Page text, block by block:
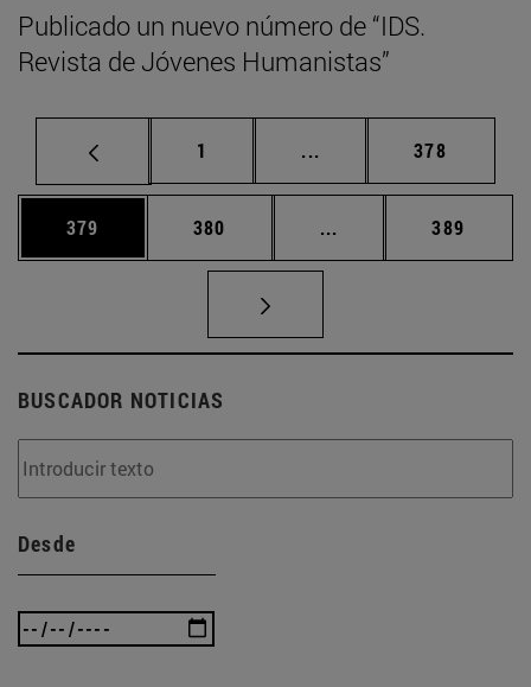
Publicado un nuevo número de “IDS.
Revista de Jóvenes Humanistas”
Página
1 ... Páginas intermedias
Página
378
Página
379 Página
380 ... Páginas intermedias
Página
389
BUSCADOR NOTICIAS
Desde